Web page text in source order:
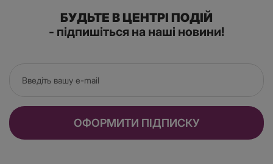
БУДЬТЕ В ЦЕНТРІ ПОДІЙ
- підпишіться на наші новини!
ОФОРМИТИ ПІДПИСКУ